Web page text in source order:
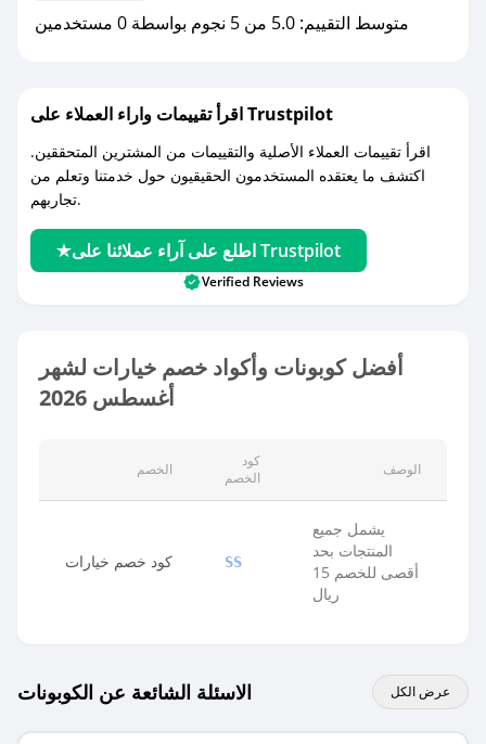
متوسط التقييم: 5.0 من 5 نجوم بواسطة 0 مستخدمين
اقرأ تقييمات واراء العملاء على Trustpilot
اقرأ تقييمات العملاء الأصلية والتقييمات من المشترين المتحققين.
اكتشف ما يعتقده المستخدمون الحقيقيون حول خدمتنا وتعلم من
تجاربهم.
اطلع على آراء عملائنا على Trustpilot
Verified Reviews
أفضل كوبونات وأكواد خصم خيارات لشهر
أغسطس 2026
الخصم
كود
الخصم
الوصف
كود خصم خيارات SS
يشمل جميع
المنتجات بحد
أقصى للخصم 15
ريال
الاسئلة الشائعة عن الكوبونات عرض الكل